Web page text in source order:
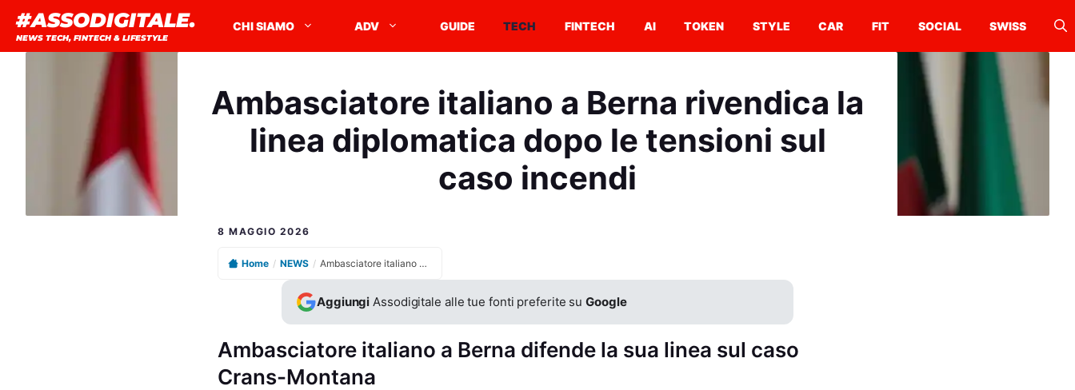
contenuto
#ASSODIGITALE.
NEWS TECH, FINTECH & LIFESTYLE
CHI SIAMO ADV GUIDE TECH FINTECH AI TOKEN STYLE CAR FIT SOCIAL SWISS
Ambasciatore italiano a Berna rivendica la
linea diplomatica dopo le tensioni sul
caso incendi
8 MAGGIO 2026
Home / NEWS / Ambasciatore italiano a Berna rivendica la linea diplomatica dopo le tensioni sul caso incendi
Aggiungi Assodigitale alle tue fonti preferite suGoogle
Ambasciatore italiano a Berna difende la sua linea sul caso
Crans-Montana